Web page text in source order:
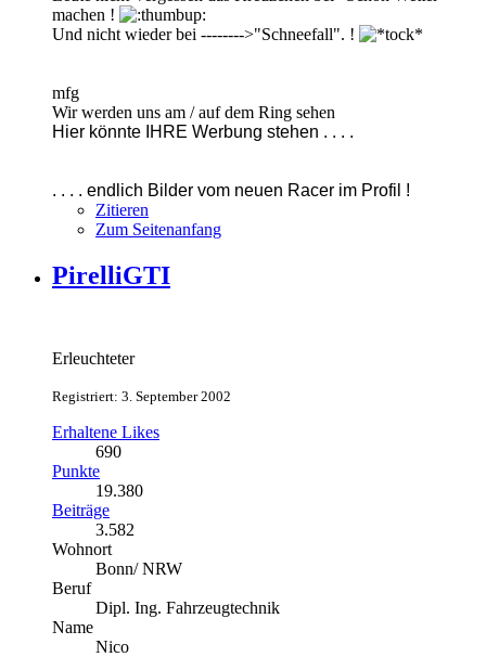
machen !
Und nicht wieder bei -------->"Schneefall". !
mfg
Wir werden uns am / auf dem Ring sehen
Hier könnte IHRE Werbung stehen . . . .
. . . . endlich Bilder vom neuen Racer im Profil !
Zitieren
Zum Seitenanfang
PirelliGTI
Erleuchteter
Registriert: 3. September 2002
Erhaltene Likes
690
Punkte
19.380
Beiträge
3.582
Wohnort
Bonn/ NRW
Beruf
Dipl. Ing. Fahrzeugtechnik
Name
Nico